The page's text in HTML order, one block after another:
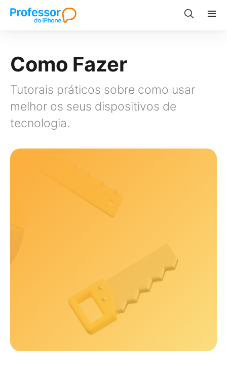
Como Fazer
Tutorais práticos sobre como usar
melhor os seus dispositivos de
tecnologia.